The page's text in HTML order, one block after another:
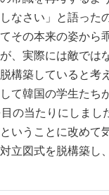
なさい」と語った
その本来の姿から
、実際には敵では
構築していると考
て韓国の学生たち
の当たりにしまし
いうことに改めて
立図式を脱構築し